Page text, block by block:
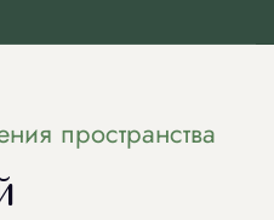
пространства